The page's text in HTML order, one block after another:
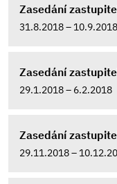
Zasedání
31.8.2018 – 10.9.2018
Zasedání
29.1.2018 – 6.2.2018
Zasedání
29.11.2018 –